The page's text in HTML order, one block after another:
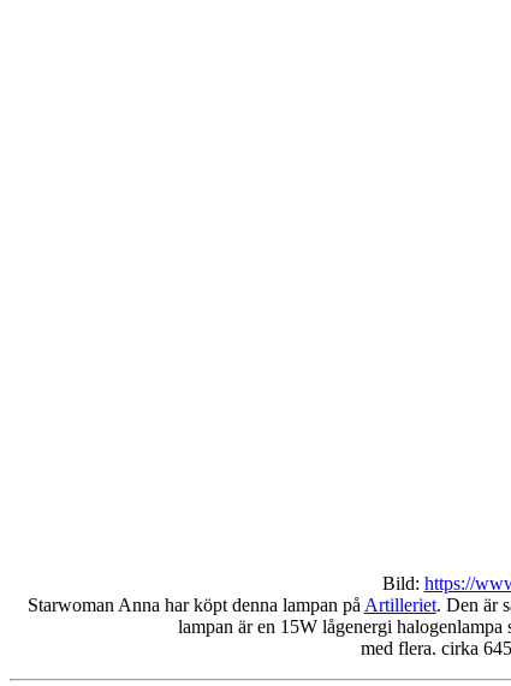
Bild: https://
Starwoman Anna har köpt denna lampan på Artilleriet. Den är
lampan är en 15W lågenergi
med flera. cirka